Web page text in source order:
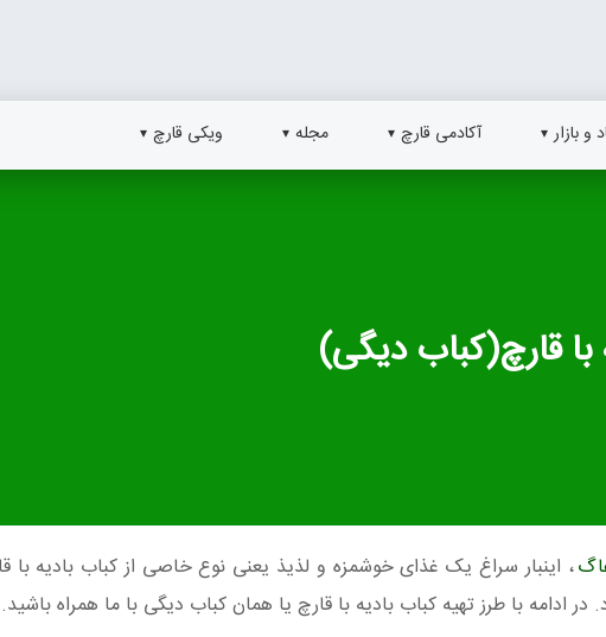
و بازار آکادمی قارچ مجله ویکی قارچ
با قارچ(کباب دیگی)
، اینبار سراغ یک غذای خوشمزه و لذیذ یعنی نوع خاصی از کباب بادیه با
ادامه با طرز تهیه کباب بادیه با قارچ یا همان کباب دیگی با ما همراه باشید.